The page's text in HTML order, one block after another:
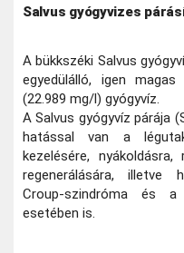
Salvus gyógyvizes
A bükkszéki Salvus
egyedülálló, igen
(22.989 mg/l) gyógyvíz.
A Salvus gyógyvíz párája
hatással van a
kezelésére,
regenerálására, illetve
Croup-szindróma és
esetében is.